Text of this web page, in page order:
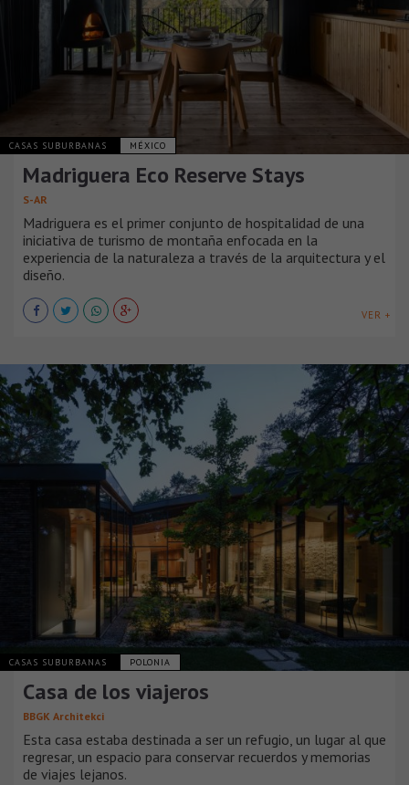
CASAS SUBURBANAS MÉXICO
Madriguera Eco Reserve Stays
S-AR
Madriguera es el primer conjunto de hospitalidad de una
iniciativa de turismo de montaña enfocada en la
experiencia de la naturaleza a través de la arquitectura y el
diseño.
VER +
CASAS SUBURBANAS POLONIA
Casa de los viajeros
BBGK Architekci
Esta casa estaba destinada a ser un refugio, un lugar al que
regresar, un espacio para conservar recuerdos y memorias
de viajes lejanos.